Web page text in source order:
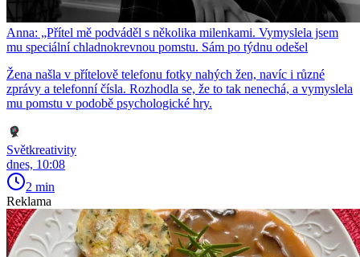
Anna: „Přítel mě podváděl s několika milenkami. Vymyslela jsem
mu speciální chladnokrevnou pomstu. Sám po týdnu odešel
Žena našla v přítelově telefonu fotky nahých žen, navíc i různé
zprávy a telefonní čísla. Rozhodla se, že to tak nenechá, a vymyslela
mu pomstu v podobě psychologické hry.
Světkreativity
dnes, 10:08
2 min
Reklama